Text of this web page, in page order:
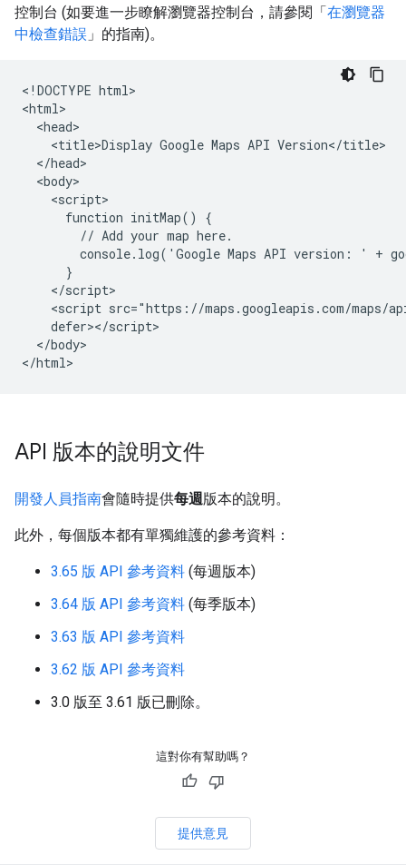
控制台 (如要進一步瞭解瀏覽器控制台，請參閱「在瀏覽器
中檢查錯誤 」的指南)。
<!DOCTYPE html>
<html>
  <head>
    <title>Display Google Maps API Version</title>
  </head>
  <body>
    <script>
      function initMap() {
        // Add your map here.
console.log('Google Maps API version: ' +
      }
    </script>
<script src="https://maps.googleapis.com/maps/
    defer></script>
  </body>
</html>
API 版本的說明文件
開發人員指南會隨時提供每週版本的說明。
此外，每個版本都有單獨維護的參考資料：
3.65 版 API 參考資料 (每週版本)
3.64 版 API 參考資料 (每季版本)
3.63 版 API 參考資料
3.62 版 API 參考資料
3.0 版至 3.61 版已刪除。
這對你有幫助嗎？
提供意見